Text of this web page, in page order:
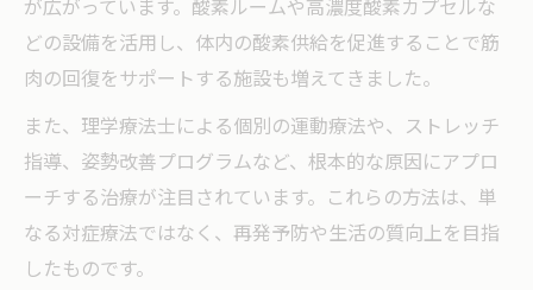
が広がっています。酸素ルームや高濃度酸素カプセルな
どの設備を活用し、体内の酸素供給を促進することで筋
肉の回復をサポートする施設も増えてきました。
また、理学療法士による個別の運動療法や、ストレッチ
指導、姿勢改善プログラムなど、根本的な原因にアプロ
ーチする治療が注目されています。これらの方法は、単
なる対症療法ではなく、再発予防や生活の質向上を目指
したものです。